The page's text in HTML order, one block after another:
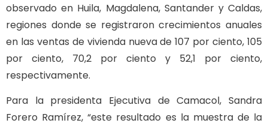
observado en Huila, Magdalena, Santander y Caldas,
regiones donde se registraron crecimientos anuales
en las ventas de vivienda nueva de 107 por ciento, 105
por ciento, 70,2 por ciento y 52,1 por ciento,
respectivamente.
Para la presidenta Ejecutiva de Camacol, Sandra
Forero Ramírez, “este resultado es la muestra de la